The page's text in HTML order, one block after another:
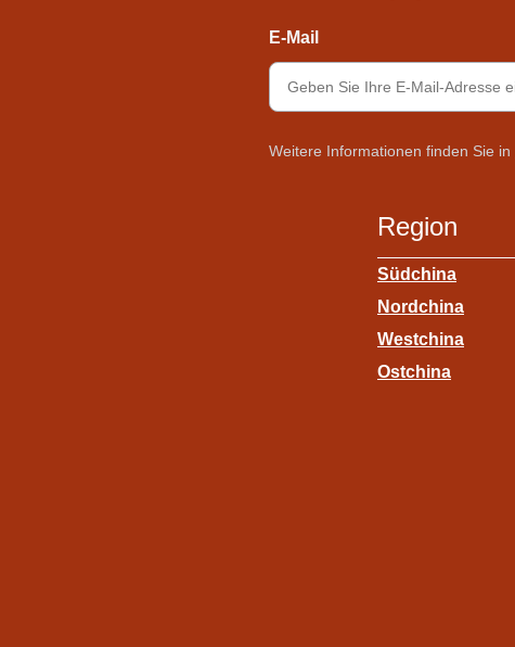
E-Mail
Weitere Informationen finden Sie in
Region
Südchina
Nordchina
Westchina
Ostchina